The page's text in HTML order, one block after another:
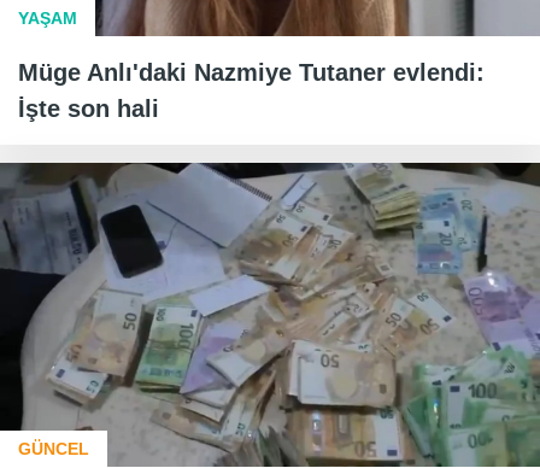
YAŞAM
Müge Anlı'daki Nazmiye Tutaner evlendi:
İşte son hali
GÜNCEL